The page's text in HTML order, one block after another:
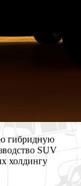
гибридную
SUV
холдингу